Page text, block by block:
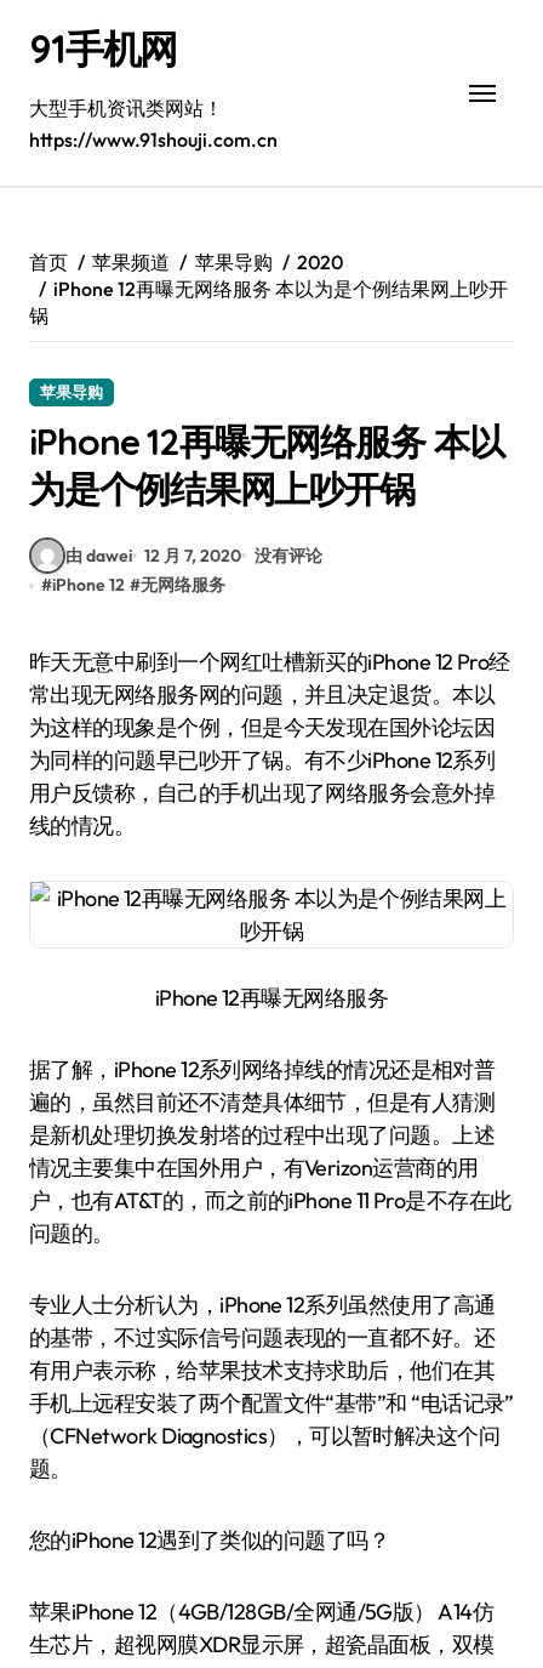
91手机网
大型手机资讯类网站！
https://www.91shouji.com.cn
首页 苹果频道 苹果导购
2020
iPhone 12再曝无网络服务 本以为是个例结果网上吵开
锅
苹果导购
iPhone 12再曝无网络服务 本以
为是个例结果网上吵开锅
由 dawei 12 月 7, 2020 没有评论
#iPhone 12 #无网络服务
昨天无意中刷到一个网红吐槽新买的iPhone 12 Pro经
常出现无网络服务网的问题，并且决定退货。本以
为这样的现象是个例，但是今天发现在国外论坛因
为同样的问题早已吵开了锅。有不少iPhone 12系列
用户反馈称，自己的手机出现了网络服务会意外掉
线的情况。
iPhone 12再曝无网络服务
据了解，iPhone 12系列网络掉线的情况还是相对普
遍的，虽然目前还不清楚具体细节，但是有人猜测
是新机处理切换发射塔的过程中出现了问题。上述
情况主要集中在国外用户，有Verizon运营商的用
户，也有AT&T的，而之前的iPhone 11 Pro是不存在此
问题的。
专业人士分析认为，iPhone 12系列虽然使用了高通
的基带，不过实际信号问题表现的一直都不好。还
有用户表示称，给苹果技术支持求助后，他们在其
手机上远程安装了两个配置文件“基带”和 “电话记录”
（CFNetwork Diagnostics），可以暂时解决这个问
题。
您的iPhone 12遇到了类似的问题了吗？
苹果iPhone 12（4GB/128GB/全网通/5G版） A14仿
生芯片，超视网膜XDR显示屏，超瓷晶面板，双模